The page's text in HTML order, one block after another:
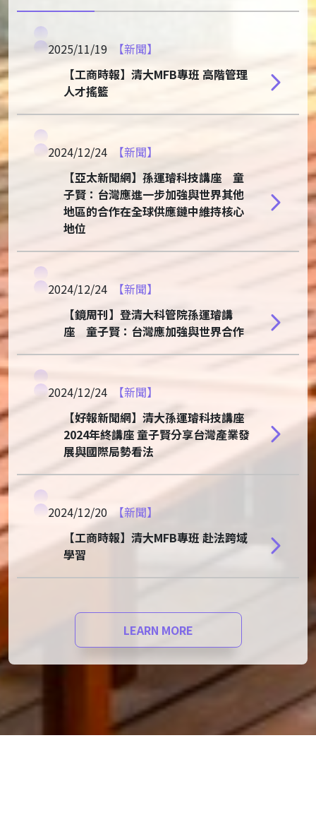
2025/11/19
【新聞】
【工商時報】清大MFB專班 高階管理
人才搖籃
2024/12/24
【新聞】
【亞太新聞網】孫運璿科技講座 童
子賢：台灣應進一步加強與世界其他
地區的合作在全球供應鏈中維持核心
地位
2024/12/24
【新聞】
【鏡周刊】登清大科管院孫運璿講
座 童子賢：台灣應加強與世界合作
2024/12/24
【新聞】
【好報新聞網】清大孫運璿科技講座
2024年終講座 童子賢分享台灣產業發
展與國際局勢看法
2024/12/20
【新聞】
【工商時報】清大MFB專班 赴法跨域
學習
LEARN MORE